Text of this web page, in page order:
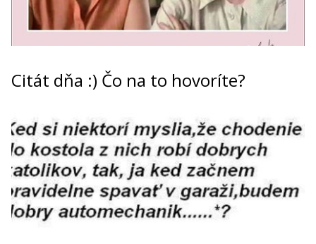
Citát dňa :) Čo na to hovoríte?